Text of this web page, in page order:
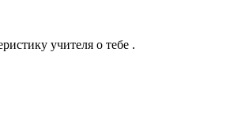
учителя о тебе .